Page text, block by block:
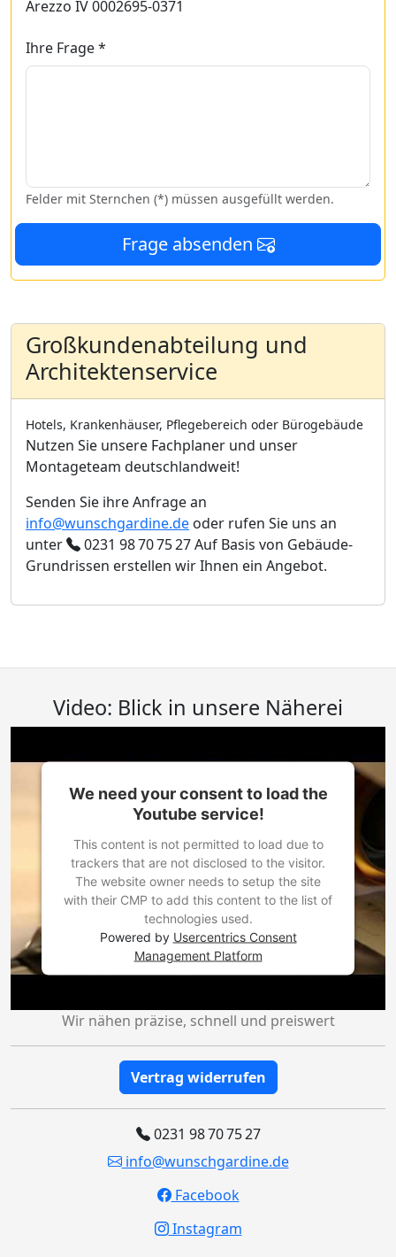
Arezzo IV 0002695-0371
Ihre Frage *
Felder mit Sternchen (*) müssen ausgefüllt werden.
Frage absenden
Großkundenabteilung und
Architektenservice
Hotels, Krankenhäuser, Pflegebereich oder Bürogebäude
Nutzen Sie unsere Fachplaner und unser
Montageteam deutschlandweit!
Senden Sie ihre Anfrage an
info@wunschgardine.de oder rufen Sie uns an
unter
0231 98 70 75 27Auf Basis von Gebäude-
Grundrissen erstellen wir Ihnen ein Angebot.
Video: Blick in unsere Näherei
We need your consent to load the
Youtube service!
This content is not permitted to load due to
trackers that are not disclosed to the visitor.
The website owner needs to setup the site
with their CMP to add this content to the list of
technologies used.
Powered by Usercentrics Consent
Management Platform
Wir nähen präzise, schnell und preiswert
Vertrag widerrufen
0231 98 70 75 27
info@wunschgardine.de
Facebook
Instagram